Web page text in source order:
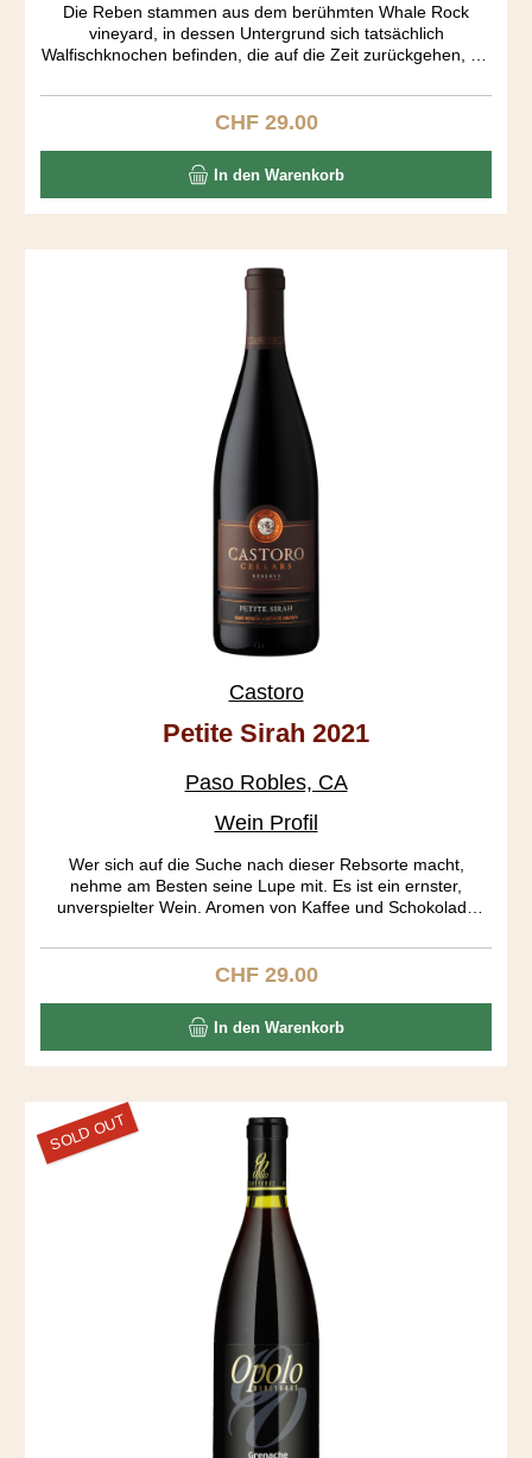
Die Reben stammen aus dem berühmten Whale Rock
vineyard, in dessen Untergrund sich tatsächlich
Walfischknochen befinden, die auf die Zeit zurückgehen, als
CCOF organisch zertifiziert. Eine wunderbar helle Frucht
fügt sich in einen mittelschweren Körper ein. Dieser Sipper
Regulärer Preis:
CHF 29.00
In den Warenkorb
Castoro
Petite Sirah 2021
Paso Robles, CA
Wein Profil
Wer sich auf die Suche nach dieser Rebsorte macht,
nehme am Besten seine Lupe mit. Es ist ein ernster,
unverspielter Wein. Aromen von Kaffee und Schokolade
diesen Ausnahmewein.
Regulärer Preis:
CHF 29.00
In den Warenkorb
SOLD OUT